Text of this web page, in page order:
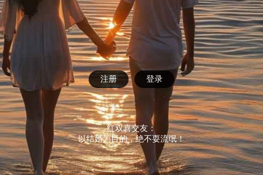
注册 登录
红双喜交友：
以结婚为目的，绝不耍流氓！